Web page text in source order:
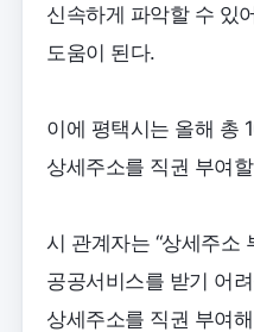
신속하게 파악할 수 있
도움이 된다.
이에 평택시는 올해 총
상세주소를 직권 부여
시 관계자는 “상세주소
공공서비스를 받기 어
상세주소를 직권 부여